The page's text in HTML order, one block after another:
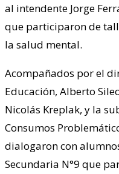
al intendente Jorge
que participaron de
la salud mental.
Acompañados por el
Educación, Alberto
Nicolás Kreplak, y la
Consumos
dialogaron con
Secundaria N°9 que